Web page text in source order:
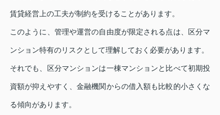
賃貸経営上の工夫が制約を受けることがあります。
このように、管理や運営の自由度が限定される点は、区分マ
ンション特有のリスクとして理解しておく必要があります。
それでも、区分マンションは一棟マンションと比べて初期投
資額が抑えやすく、金融機関からの借入額も比較的小さくな
る傾向があります。